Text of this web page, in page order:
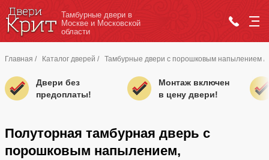
Тамбурные двери в
Москве и Московской
области
Главная / Каталог дверей / Тамбурные двери с порошковым напылением /
Двери без
предоплаты!
Монтаж включен
в цену двери!
Полуторная тамбурная дверь с
порошковым напылением,